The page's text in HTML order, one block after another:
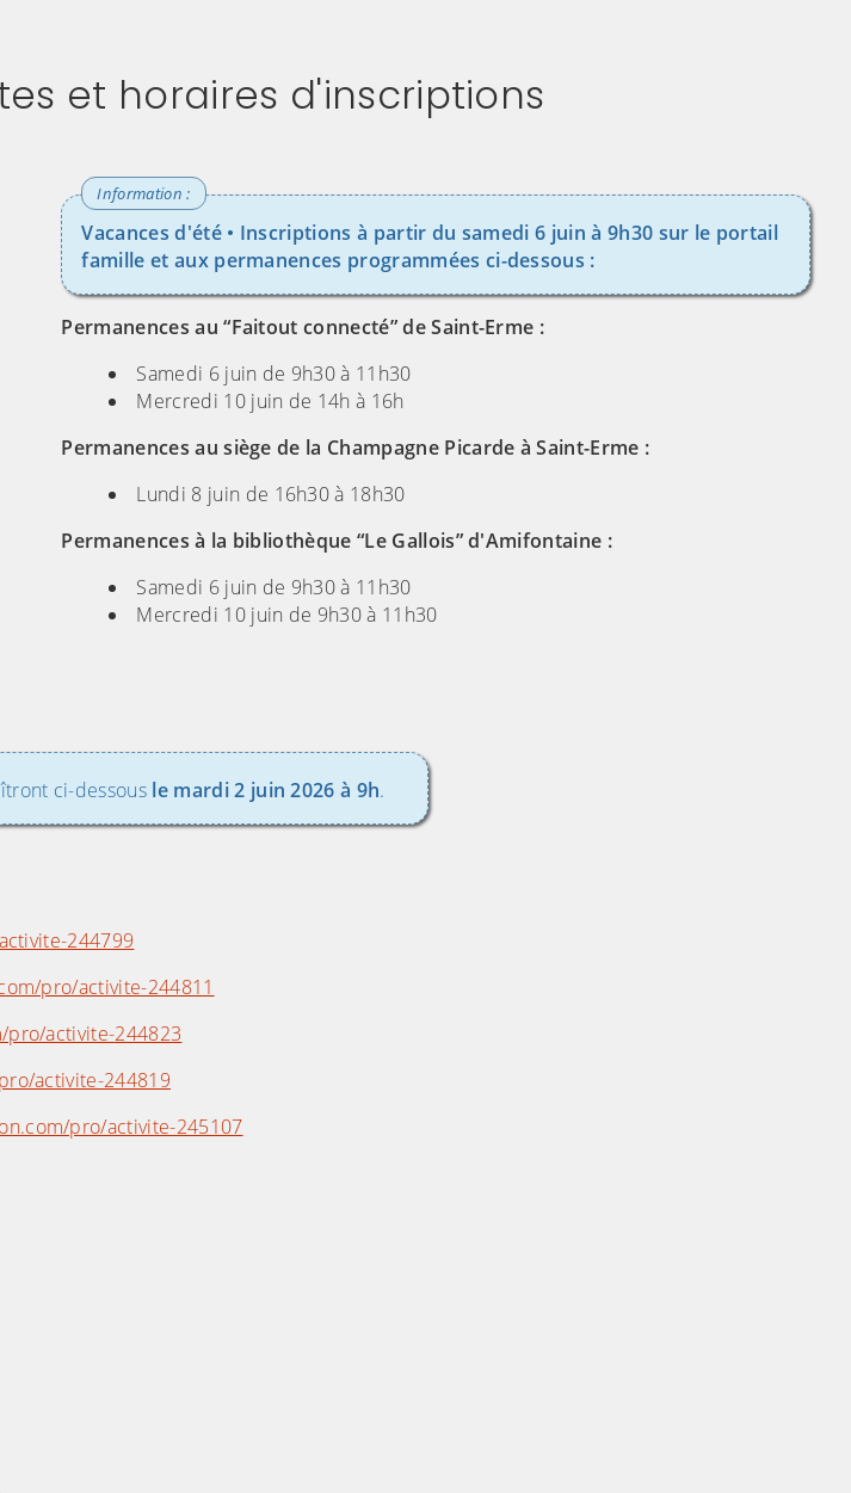
et horaires d'inscriptions
Vacances d'été • Inscriptions à partir du samedi 6 juin à 9h30 sur le portail
famille et aux permanences programmées ci-dessous :
Permanences au “Faitout connecté” de Saint-Erme :
Samedi 6 juin de 9h30 à 11h30
Mercredi 10 juin de 14h à 16h
Permanences au siège de la Champagne Picarde à Saint-Erme :
Lundi 8 juin de 16h30 à 18h30
Permanences à la bibliothèque “Le Gallois” d'Amifontaine :
Samedi 6 juin de 9h30 à 11h30
Mercredi 10 juin de 9h30 à 11h30
ci-dessous le mardi 2 juin 2026 à 9h.
244799
pro/activite-244811
activite-244823
activite-244819
pro/activite-245107